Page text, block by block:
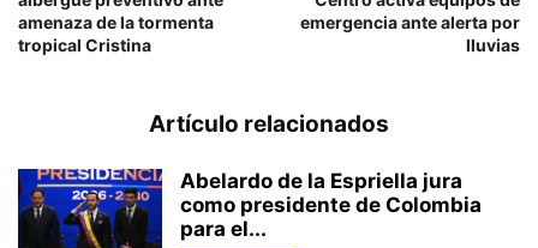
amenaza de la tormenta
tropical Cristina
emergencia ante alerta por
lluvias
Artículo relacionados
Abelardo de la Espriella jura
como presidente de Colombia
para el...